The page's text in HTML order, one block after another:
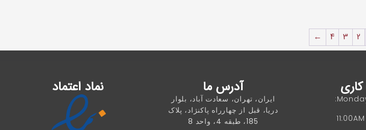
2
3
4
←
آدرس ما
ایران، تهران، سعادت آباد، بلوار
دریا، قبل از چهارراه پاکنژاد، پلاک
185، طبقه 4، واحد 8
نماد اعتماد